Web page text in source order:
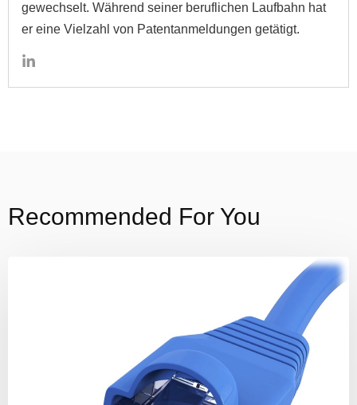
gewechselt. Während seiner beruflichen Laufbahn hat
er eine Vielzahl von Patentanmeldungen getätigt.
Recommended For You